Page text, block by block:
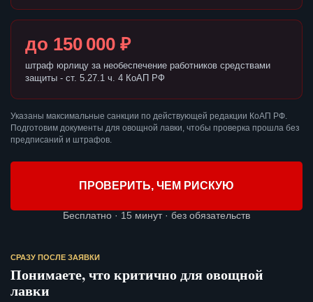
до 150 000 ₽
штраф юрлицу за необеспечение работников средствами
защиты - ст. 5.27.1 ч. 4 КоАП РФ
Указаны максимальные санкции по действующей редакции КоАП РФ.
Подготовим документы для овощной лавки, чтобы проверка прошла без
предписаний и штрафов.
ПРОВЕРИТЬ, ЧЕМ РИСКУЮ
Бесплатно · 15 минут · без обязательств
СРАЗУ ПОСЛЕ ЗАЯВКИ
Понимаете, что критично для овощной
лавки